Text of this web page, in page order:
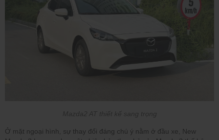
Ở mặt ngoại hình, sự thay đổi đáng chú ý nằm ở đầu xe, New